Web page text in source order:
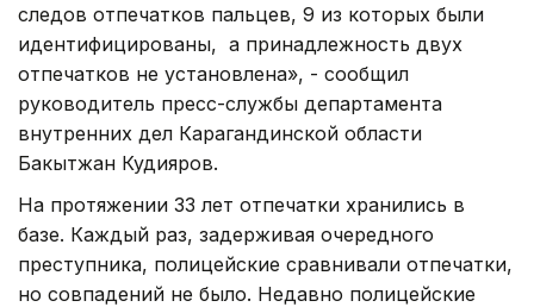
следов отпечатков пальцев, 9 из которых были
идентифицированы, а принадлежность двух
отпечатков не установлена», - сообщил
руководитель пресс-службы департамента
внутренних дел Карагандинской области
Бакытжан Кудияров.
На протяжении 33 лет отпечатки хранились в
базе. Каждый раз, задерживая очередного
преступника, полицейские сравнивали отпечатки,
но совпадений не было. Недавно полицейские